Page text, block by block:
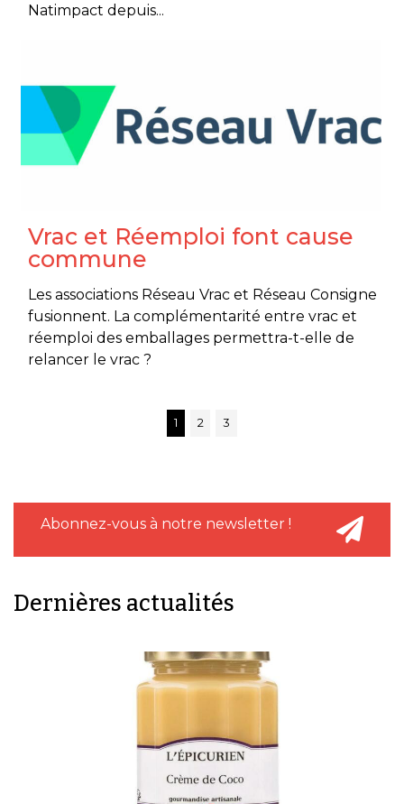
Natimpact depuis...
Vrac et Réemploi font cause
commune
Les associations Réseau Vrac et Réseau Consigne
fusionnent. La complémentarité entre vrac et
réemploi des emballages permettra-t-elle de
relancer le vrac ?
1 2 3
Abonnez-vous à notre newsletter !
Dernières actualités